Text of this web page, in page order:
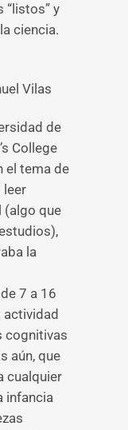
“listos” y
ciencia.
Vilas
de
College
el tema de
leer
(algo que
la
7 a 16
actividad
cognitivas
aún, que
cualquier
infancia